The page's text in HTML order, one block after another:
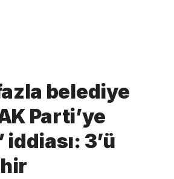
belediye
Parti’ye
iddiası: 3’ü